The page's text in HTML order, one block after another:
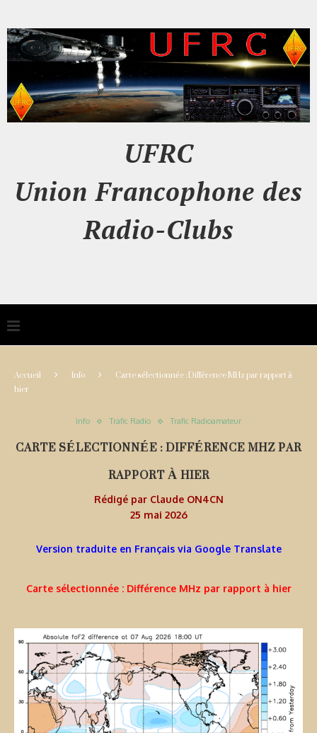
UFRC
Union Francophone des
Radio-Clubs
Accueil Info Carte sélectionnée : Différence MHz par rapport à
hier
Info Trafic Radio Trafic Radioamateur
CARTE SÉLECTIONNÉE : DIFFÉRENCE MHZ PAR
RAPPORT À HIER
Rédigé par Claude ON4CN
25 mai 2026
Version traduite en Français via Google Translate
Carte sélectionnée : Différence MHz par rapport à hier